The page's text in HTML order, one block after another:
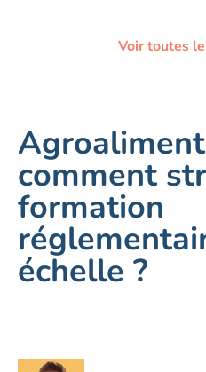
Voir toutes
comment
formation
échelle ?